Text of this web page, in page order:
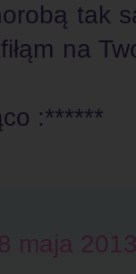
tak
na
:******
maja